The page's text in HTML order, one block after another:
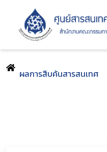
ผลการสืบค้นสารสนเทศ